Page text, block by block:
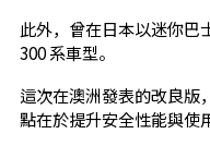
此外，曾在日本以迷你巴
300 系車型。
這次在澳洲發表的改良版
點在於提升安全性能與使